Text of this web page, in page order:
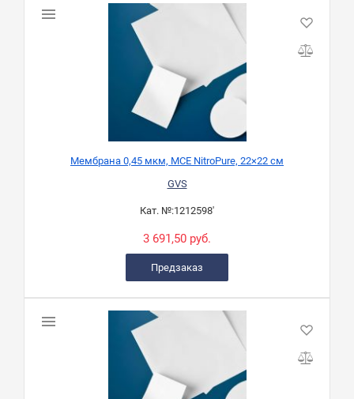
Мембрана 0,45 мкм, MCE NitroPure, 22×22 см
GVS
Кат. №:1212598'
3 691,50 руб.
Предзаказ